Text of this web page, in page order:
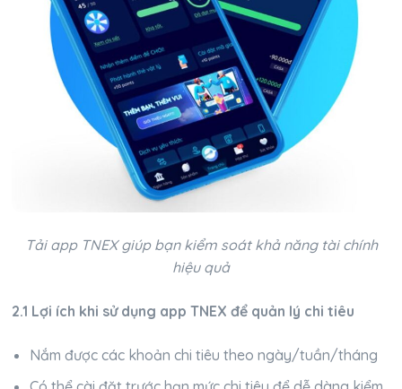
Tải app TNEX giúp bạn kiểm soát khả năng tài chính
hiệu quả
2.1 Lợi ích khi sử dụng app TNEX để quản lý chi tiêu
Nắm được các khoản chi tiêu theo ngày/tuần/tháng